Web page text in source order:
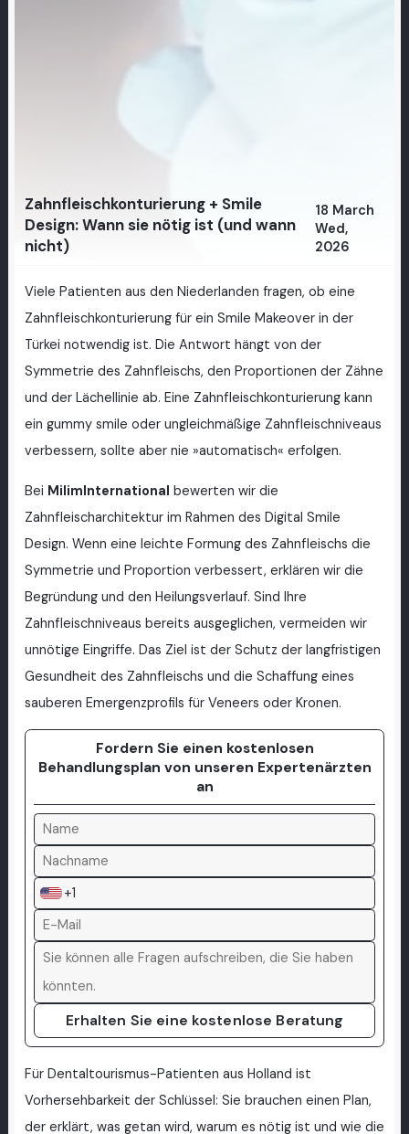
Zahnfleischkonturierung + Smile
Design: Wann sie nötig ist (und wann
nicht)
18 March
Wed,
2026
Viele Patienten aus den Niederlanden fragen, ob eine
Zahnfleischkonturierung für ein Smile Makeover in der
Türkei notwendig ist. Die Antwort hängt von der
Symmetrie des Zahnfleischs, den Proportionen der Zähne
und der Lächellinie ab. Eine Zahnfleischkonturierung kann
ein gummy smile oder ungleichmäßige Zahnfleischniveaus
verbessern, sollte aber nie »automatisch« erfolgen.
Bei MilimInternational bewerten wir die
Zahnfleischarchitektur im Rahmen des Digital Smile
Design. Wenn eine leichte Formung des Zahnfleischs die
Symmetrie und Proportion verbessert, erklären wir die
Begründung und den Heilungsverlauf. Sind Ihre
Zahnfleischniveaus bereits ausgeglichen, vermeiden wir
unnötige Eingriffe. Das Ziel ist der Schutz der langfristigen
Gesundheit des Zahnfleischs und die Schaffung eines
sauberen Emergenzprofils für Veneers oder Kronen.
Fordern Sie einen kostenlosen
Behandlungsplan von unseren Expertenärzten
an
+1
Erhalten Sie eine kostenlose Beratung
Für Dentaltourismus-Patienten aus Holland ist
Vorhersehbarkeit der Schlüssel: Sie brauchen einen Plan,
der erklärt, was getan wird, warum es nötig ist und wie die